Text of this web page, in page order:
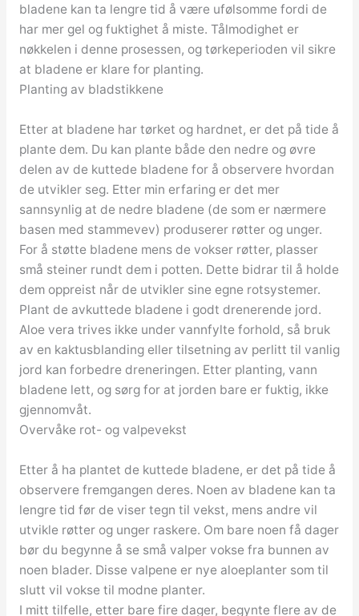
bladene kan ta lengre tid å være ufølsomme fordi de
har mer gel og fuktighet å miste. Tålmodighet er
nøkkelen i denne prosessen, og tørkeperioden vil sikre
at bladene er klare for planting.
Planting av bladstikkene
Etter at bladene har tørket og hardnet, er det på tide å
plante dem. Du kan plante både den nedre og øvre
delen av de kuttede bladene for å observere hvordan
de utvikler seg. Etter min erfaring er det mer
sannsynlig at de nedre bladene (de som er nærmere
basen med stammevev) produserer røtter og unger.
For å støtte bladene mens de vokser røtter, plasser
små steiner rundt dem i potten. Dette bidrar til å holde
dem oppreist når de utvikler sine egne rotsystemer.
Plant de avkuttede bladene i godt drenerende jord.
Aloe vera trives ikke under vannfylte forhold, så bruk
av en kaktusblanding eller tilsetning av perlitt til vanlig
jord kan forbedre dreneringen. Etter planting, vann
bladene lett, og sørg for at jorden bare er fuktig, ikke
gjennomvåt.
Overvåke rot- og valpevekst
Etter å ha plantet de kuttede bladene, er det på tide å
observere fremgangen deres. Noen av bladene kan ta
lengre tid før de viser tegn til vekst, mens andre vil
utvikle røtter og unger raskere. Om bare noen få dager
bør du begynne å se små valper vokse fra bunnen av
noen blader. Disse valpene er nye aloeplanter som til
slutt vil vokse til modne planter.
I mitt tilfelle, etter bare fire dager, begynte flere av de